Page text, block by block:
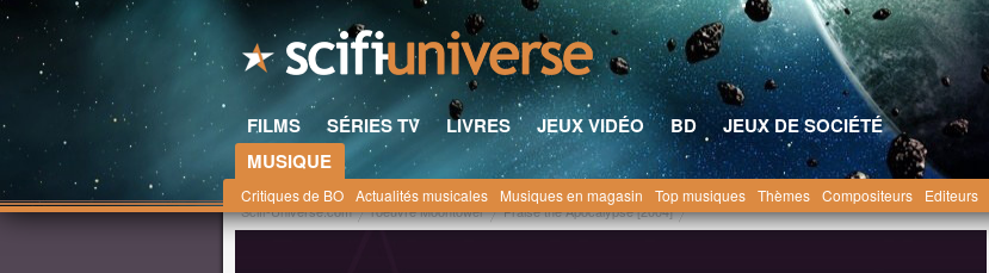
FILMS SÉRIES TV LIVRES JEUX VIDÉO BD
JEUX DE SOCIÉTÉ
MUSIQUE
Critiques de BO Actualités musicales Musiques en magasin Top musiques Thèmes Compositeurs Editeurs
Scifi-Universe.com l'oeuvre Moontower Praise the Apocalypse [2004]